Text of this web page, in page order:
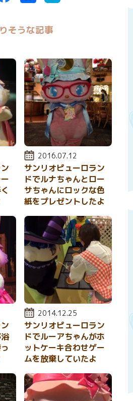
そうな記事
投稿日:
2016.07.12
サンリオピューロラン
ドでルナちゃんとロー
サちゃんにロックな色
紙をプレゼントしたよ
投稿日:
2014.12.25
サンリオピューロラン
ドでルーアちゃんがホ
ットケーキ合わせゲー
ムを放棄していたよ